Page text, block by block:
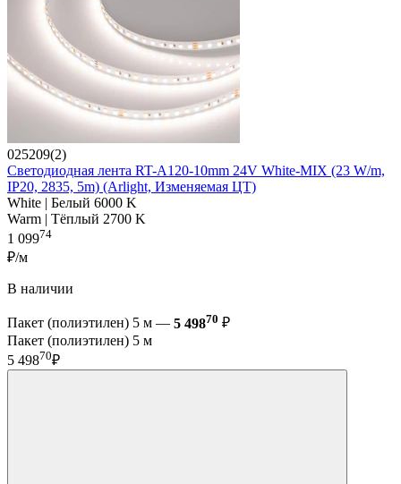
025209(2)
Светодиодная лента RT-A120-10mm 24V White-MIX (23 W/m,
IP20, 2835, 5m) (Arlight, Изменяемая ЦТ)
White | Белый 6000 K
Warm | Тёплый 2700 K
1 09974
₽/м
В наличии
Пакет (полиэтилен) 5 м — 5 49870 ₽
Пакет (полиэтилен) 5 м
5 49870₽